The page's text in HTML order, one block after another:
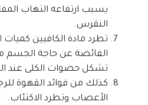
يسبب ارتفاعه التهاب
النقرس.
تطرد مادة الكافيين
الفائضة عن حاجة الجسم
تشكل حصوات الكلى عند
كذلك من فوائد القهوة
الأعصاب وتطرد الاكتئاب.